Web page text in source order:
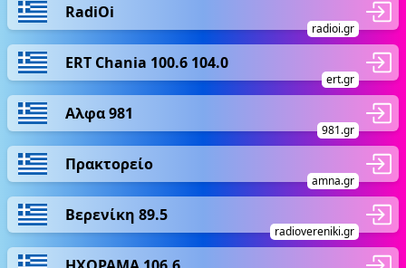
RadiOi
radioi.gr
ERT Chania 100.6 104.0
ert.gr
Αλφα 981
981.gr
Πρακτορείο
amna.gr
Βερενίκη 89.5
radiovereniki.gr